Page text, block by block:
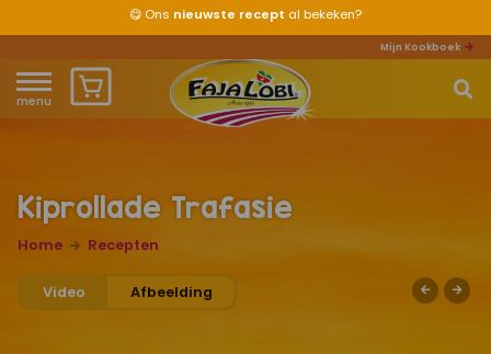
😋 Ons nieuwste recept al bekeken?
Mijn Kookboek
menu
Waar ben je naar op zoek?
Home
Over ons
Producten
Kiprollade Trafasie
Home Recepten
Video Afbeelding